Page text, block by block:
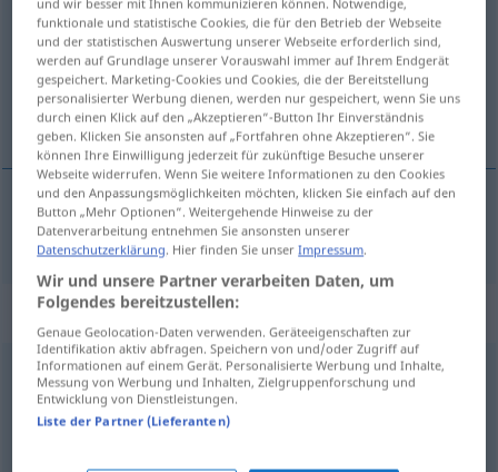
Übersicht aller Übersetzungen
(Für mehr Details die Übersetzung anklicken/antippen)
pek yakında
(pek)yakında demnächst
Synonyme für "demnächst"
zukünftig,künftig,bevorstehend,kommend
funktionale und statistische Cookies, die für den Betrieb der Webseite
und der statistischen Auswertung unserer Webseite erforderlich sind,
werden auf Grundlage unserer Vorauswahl immer auf Ihrem Endgerät
gespeichert. Marketing-Cookies und Cookies, die der Bereitstellung
personalisierter Werbung dienen, werden nur gespeichert, wenn Sie uns
durch einen Klick auf den „Akzeptieren“-Button Ihr Einverständnis
geben. Klicken Sie ansonsten auf „Fortfahren ohne Akzeptieren“. Sie
können Ihre Einwilligung jederzeit für zukünftige Besuche unserer
Webseite widerrufen. Wenn Sie weitere Informationen zu den Cookies
und den Anpassungsmöglichkeiten möchten, klicken Sie einfach auf den
Button „Mehr Optionen“. Weitergehende Hinweise zu der
Datenverarbeitung entnehmen Sie ansonsten unserer
Datenschutzerklärung . Hier finden Sie unserImpressum
Wir und unsere Partner verarbeiten Daten, um
Folgendes bereitzustellen:
Genaue Geolocation-Daten verwenden. Geräteeigenschaften zur
Identifikation aktiv abfragen. Speichern von und/oder Zugriff auf
Informationen auf einem Gerät. Personalisierte Werbung und Inhalte,
Messung von Werbung und Inhalten, Zielgruppenforschung und
Entwicklung von Dienstleistungen.
Liste der Partner (Lieferanten)